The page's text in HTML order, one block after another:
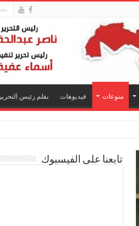
منوعات فيديوهات بقلم رئيس التحرير
تابعنا على الفيسبوك